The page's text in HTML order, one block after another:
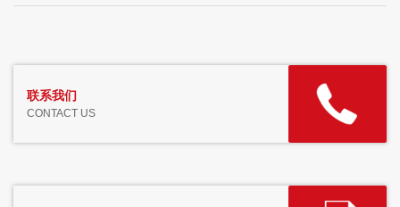
联系我们
CONTACT US